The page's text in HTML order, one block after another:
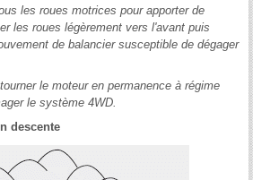
les roues motrices pour apporter de
les roues légèrement vers l'avant puis
de balancier susceptible de dégager
le moteur en permanence à régime
le système 4WD.
descente